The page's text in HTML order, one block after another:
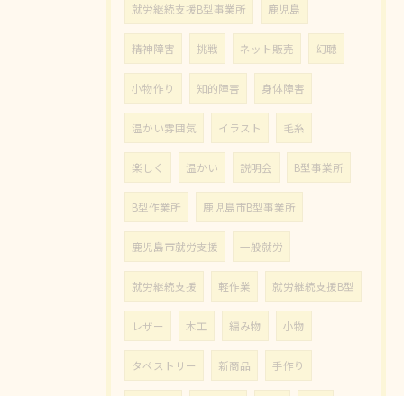
就労継続支援B型事業所 鹿児島
精神障害 挑戦 ネット販売 幻聴
小物作り 知的障害 身体障害
温かい雰囲気 イラスト 毛糸
楽しく 温かい 説明会 B型事業所
B型作業所 鹿児島市B型事業所
鹿児島市就労支援 一般就労
就労継続支援 軽作業 就労継続支援B型
レザー 木工 編み物 小物
タペストリー 新商品 手作り